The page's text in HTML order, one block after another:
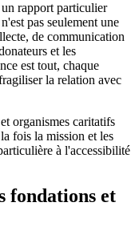
rapport particulier
pas seulement une
de communication
et les
est tout, chaque
la relation avec
organismes caritatifs
fois la mission et les
à l'accessibilité
fondations et